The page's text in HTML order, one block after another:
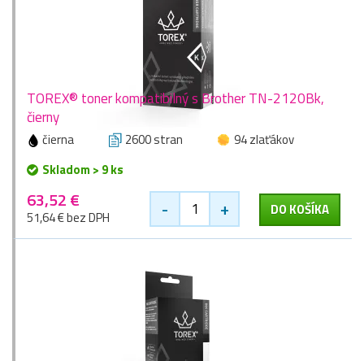
TOREX® toner kompatibilný s Brother TN-2120Bk,
čierny
čierna 2600 stran
94 zlaťákov
Skladom > 9 ks
63,52 €
51,64 € bez DPH - + DO KOŠÍKA